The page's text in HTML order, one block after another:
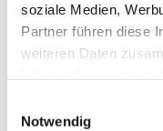
soziale Medien,
Partner führen diese
weiteren Daten
Notwendig